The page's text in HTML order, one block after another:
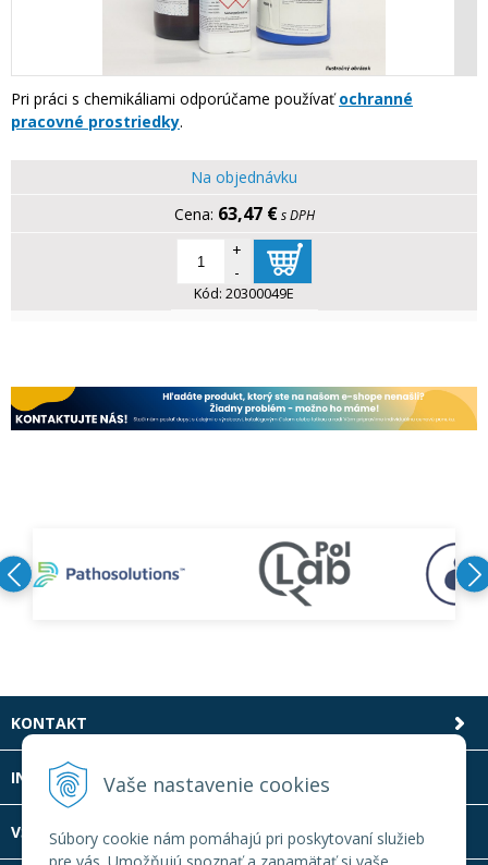
Vaše nastavenie cookies
Súbory cookie nám pomáhajú pri poskytovaní služieb
Pri práci s chemikáliami odporúčame používaťochranné
pracovné prostriedky.
Na objednávku
63,47 € s DPH
+
-
Kód: 20300049E
KONTAKT
INFOLINKA
VŠETKO O NÁKUPE